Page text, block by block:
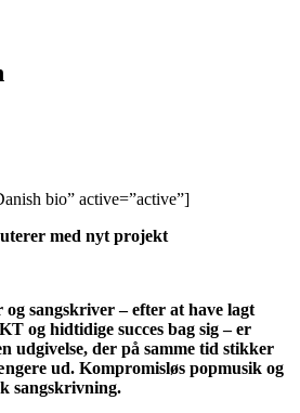
bio” active=”active”]
med nyt projekt
og sangskriver – efter at have lagt
og hidtidige succes bag sig – er
udgivelse, der på samme tid stikker
ud. Kompromisløs popmusik og
sangskrivning.